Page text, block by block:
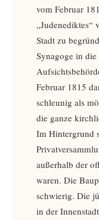
vom Februar
„Judenediktes“
Stadt zu
Synagoge in
Februar 1815
schleunig als
die ganze
Im Hintergrund
außerhalb der
waren. Die
schwierig. Die
in der